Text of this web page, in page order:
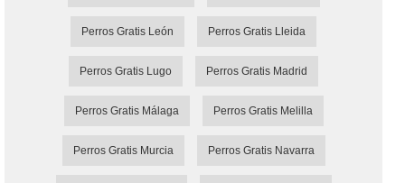
Perros Gratis León Perros Gratis Lleida
Perros Gratis Lugo Perros Gratis Madrid
Perros Gratis Málaga Perros Gratis Melilla
Perros Gratis Murcia Perros Gratis Navarra